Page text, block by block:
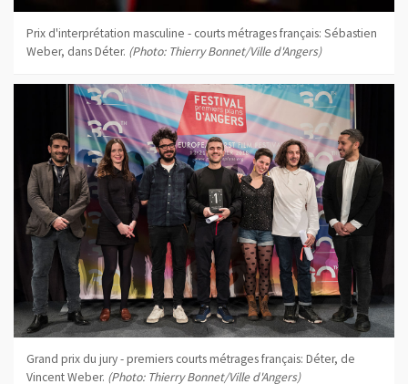
Prix d'interprétation masculine - courts métrages français: Sébastien
Weber, dans Déter. (Photo: Thierry Bonnet/Ville d'Angers)
Grand prix du jury - premiers courts métrages français: Déter, de
Vincent Weber. (Photo: Thierry Bonnet/Ville d'Angers)